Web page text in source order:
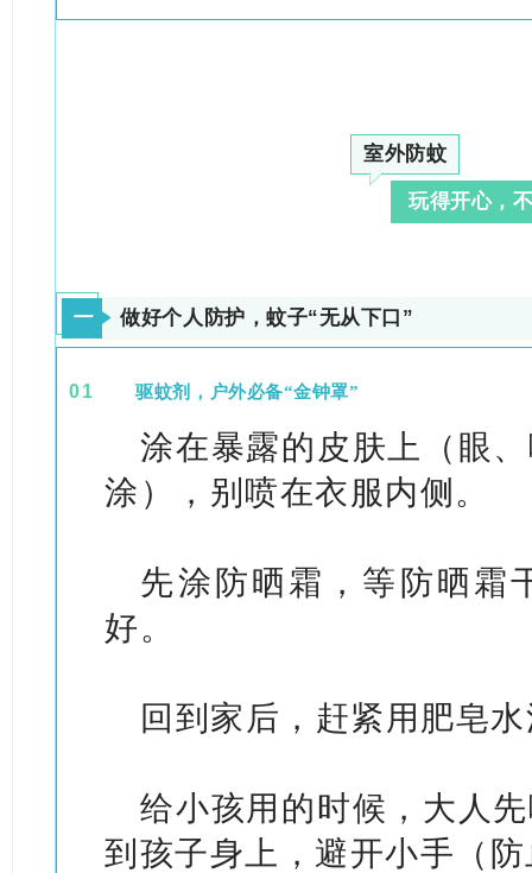
室外防蚊
玩得开心，
一 做好个人防护，蚊子“无从下口”
01 驱蚊剂，户外必备“金钟罩”
涂在暴露的皮肤上（眼
涂），别喷在衣服内侧。
先涂防晒霜，等防晒霜
好。
回到家后，赶紧用肥皂
给小孩用的时候，大人
到孩子身上，避开小手（